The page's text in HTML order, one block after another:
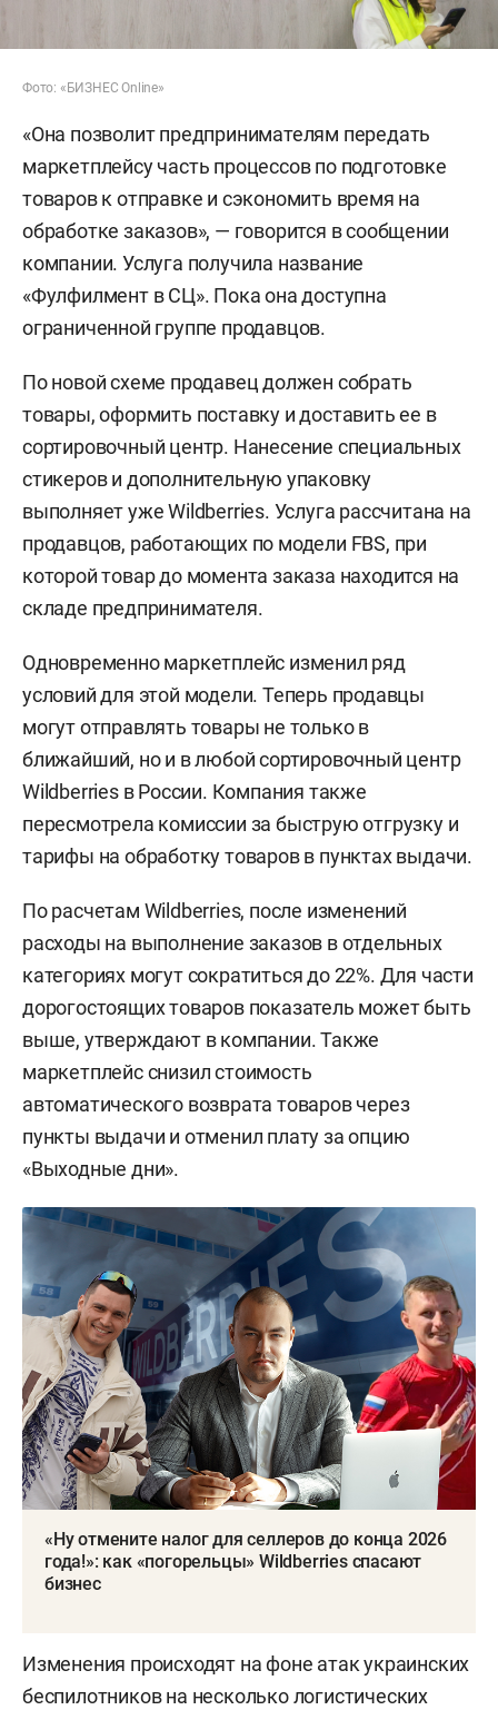
Фото: «БИЗНЕС Online»
«Она позволит предпринимателям передать
маркетплейсу часть процессов по подготовке
товаров к отправке и сэкономить время на
обработке заказов», — говорится в сообщении
компании. Услуга получила название
«Фулфилмент в СЦ». Пока она доступна
ограниченной группе продавцов.
По новой схеме продавец должен собрать
товары, оформить поставку и доставить ее в
сортировочный центр. Нанесение специальных
стикеров и дополнительную упаковку
выполняет уже Wildberries. Услуга рассчитана на
продавцов, работающих по модели FBS, при
которой товар до момента заказа находится на
складе предпринимателя.
Одновременно маркетплейс изменил ряд
условий для этой модели. Теперь продавцы
могут отправлять товары не только в
ближайший, но и в любой сортировочный центр
Wildberries в России. Компания также
пересмотрела комиссии за быструю отгрузку и
тарифы на обработку товаров в пунктах выдачи.
По расчетам Wildberries, после изменений
расходы на выполнение заказов в отдельных
категориях могут сократиться до 22%. Для части
дорогостоящих товаров показатель может быть
выше, утверждают в компании. Также
маркетплейс снизил стоимость
автоматического возврата товаров через
пункты выдачи и отменил плату за опцию
«Выходные дни».
«Ну отмените налог для селлеров до конца 2026
года!»: как «погорельцы» Wildberries спасают
бизнес
Изменения происходят на фоне атак украинских
беспилотников на несколько логистических